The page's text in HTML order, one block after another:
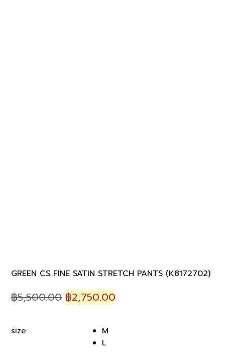
GREEN CS FINE SATIN STRETCH PANTS (K8172702)
฿5,500.00 Original
฿5,500.00.
฿2,750.00
size
M
L